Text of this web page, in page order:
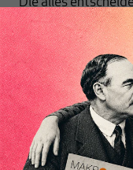
Inhaltsverzeichnis
einer Steuer
einem
Im vorhandenen
staatlichen
Der Monopol-
führt auf direktem
Um in den Besitz